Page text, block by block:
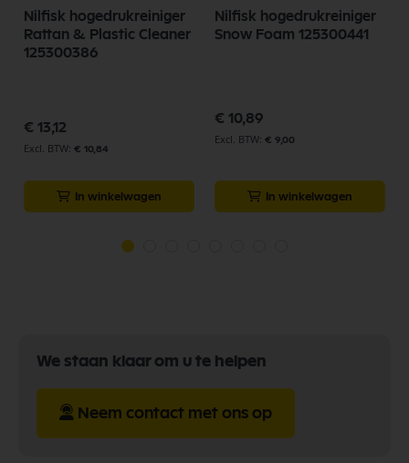
Nilfisk hogedrukreiniger
Rattan & Plastic Cleaner
125300386
€ 13,12
€ 10,84
In winkelwagen
Nilfisk hogedrukreiniger
Snow Foam 125300441
€ 10,89
€ 9,00
In winkelwagen
We staan klaar om u te helpen
Neem contact met ons op